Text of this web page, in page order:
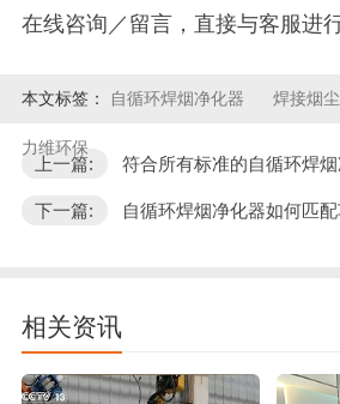
在线咨询／留言，直接与客服进行
本文标签： 自循环焊烟净化器 焊接烟
力维环保
上一篇: 符合所有标准的自循环焊
下一篇: 自循环焊烟净化器如何匹
相关资讯